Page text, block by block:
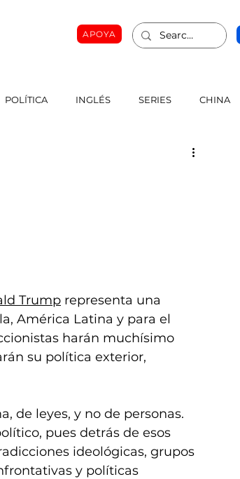
APOYA
POLÍTICA INGLÉS SERIES CHINA
Trump representa una
América Latina y para el
harán muchísimo
su política exterior,
de leyes, y no de personas.
pues detrás de esos
ideológicas, grupos
y políticas